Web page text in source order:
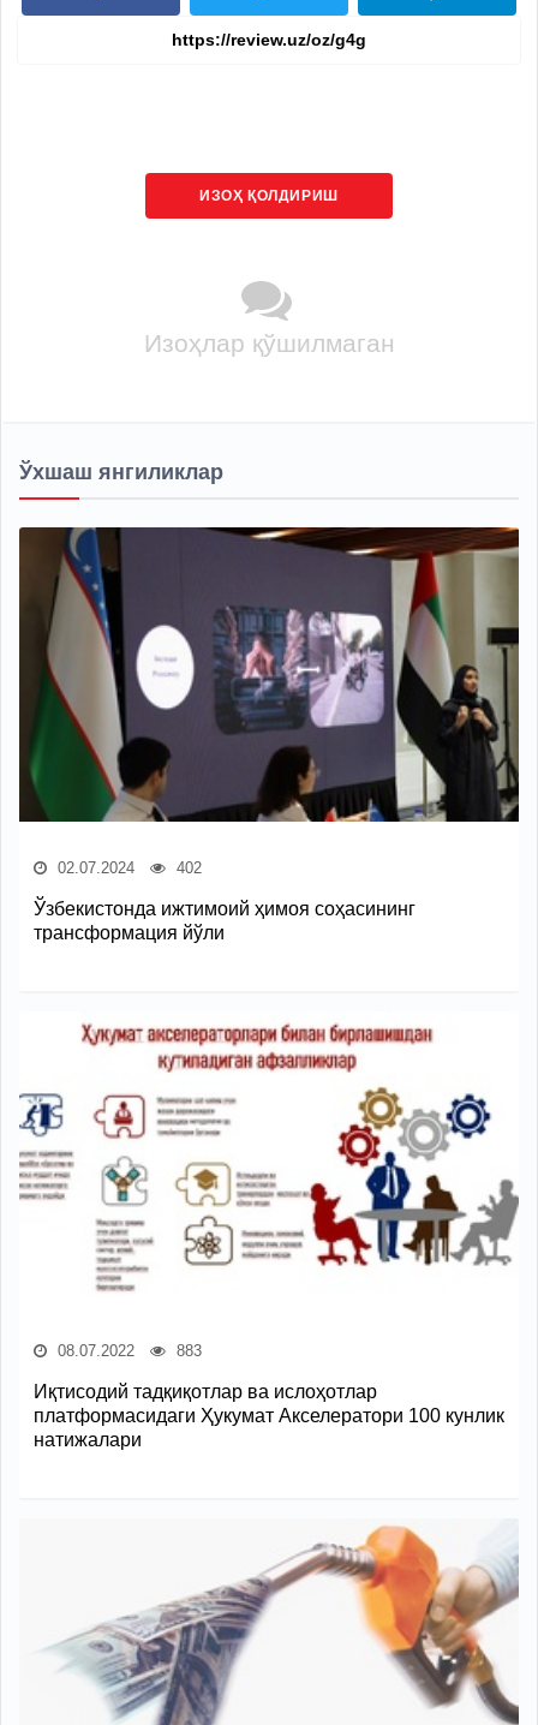
ИЗОҲ ҚОЛДИРИШ
Изоҳлар қўшилмаган
Ўхшаш янгиликлар
02.07.2024 402
Ўзбекистонда ижтимоий ҳимоя соҳасининг
трансформация йўли
08.07.2022 883
Иқтисодий тадқиқотлар ва ислоҳотлар
платформасидаги Ҳукумат Акселератори 100 кунлик
натижалари